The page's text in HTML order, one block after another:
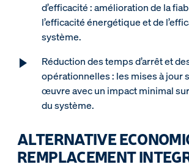
d’efficacité : amélioration de la
l’efficacité énergétique et de
système.
Réduction des temps d’arrêt et
opérationnelles : les mises à jour
œuvre avec un impact minimal
du système.
ALTERNATIVE
REMPLACEMENT